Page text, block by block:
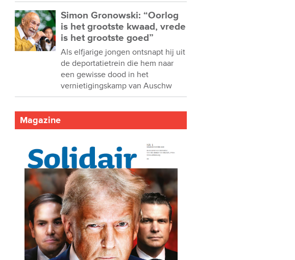
Simon Gronowski: “Oorlog
is het grootste kwaad, vrede
is het grootste goed”
Als elfjarige jongen ontsnapt hij uit
de deportatietrein die hem naar
een gewisse dood in het
vernietigingskamp van Auschw
Magazine